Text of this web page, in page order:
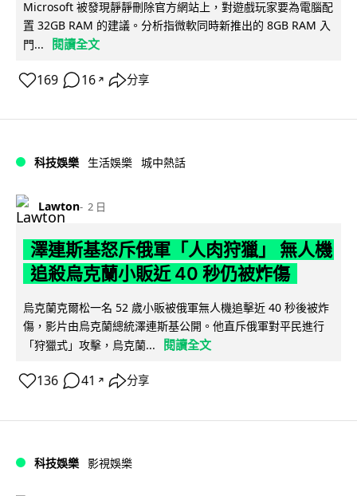
Microsoft 被發現靜靜刪除官方網站上，對遊戲玩家要為電腦配
置 32GB RAM 的建議。分析指微軟同時新推出的 8GB RAM 入
門...
閱讀全文
169 16 ↗ 分享
科技娛樂 生活娛樂 城中熱話
Lawton 2 日
澤連斯基怒斥俄軍「人肉狩獵」 無人機
追殺烏克蘭小販近 40 秒仍被炸傷
烏克蘭克爾松一名 52 歲小販被俄軍無人機追擊近 40 秒後被炸
傷，影片由烏克蘭總統澤連斯基公開。他直斥俄軍對平民進行
「狩獵式」攻擊，烏克蘭...
閱讀全文
136 41 ↗ 分享
科技娛樂 影視娛樂